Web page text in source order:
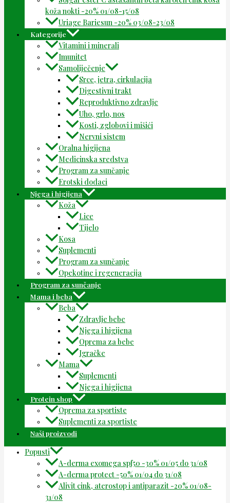
koža nokti -20% 01/08-15/08
Uriage Bariesun -20% 03/08-23/08
Kategorije
Vitamini i minerali
Imunitet
Samoliječenje
Srce, jetra, cirkulacija
Digestivni trakt
Reproduktivno zdravlje
Uho, grlo, nos
Kosti, zglobovi i mišići
Nervni sistem
Oralna higijena
Medicinska sredstva
Program za sunčanje
Erotski dodaci
Njega i higijena
Koža
Lice
Tijelo
Kosa
Suplementi
Program za sunčanje
Opekotine i regeneracija
Program za sunčanje
Mama i beba
Beba
Zdravlje bebe
Njega i higijena
Oprema za bebe
Igračke
Mama
Suplementi
Njega i higijena
Protein shop
Oprema za sportiste
Suplementi za sportiste
Naši proizvodi
Popusti
A-derma exomega spf50 -30% 01/05 do 31/08
A-derma protect -50% 01/04 do 31/08
Alivit cink, aterostop i antiparazit -20% 01/08-
31/08